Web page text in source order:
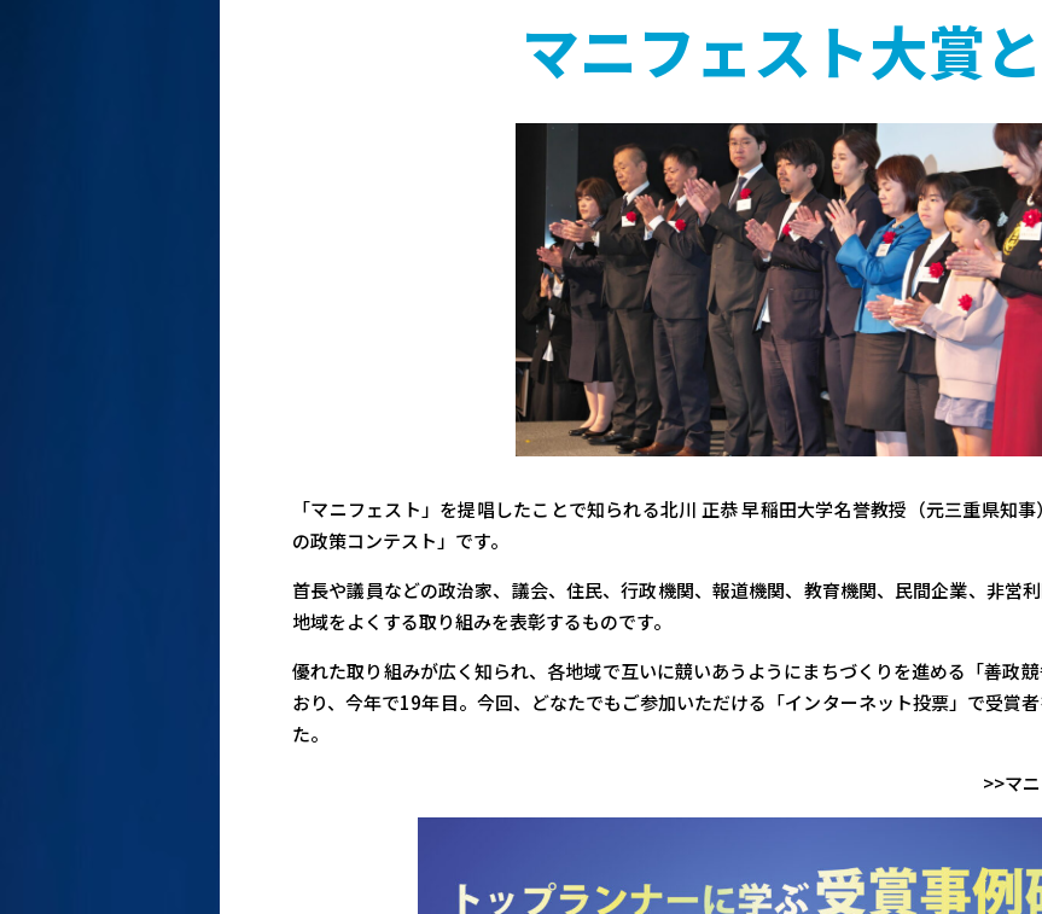
マニフェスト大賞
「マニフェスト」を提唱したことで知られる北川 正恭 早稲田大学名誉教授（元三重県知
の政策コンテスト」です。
首長や議員などの政治家、議会、住民、行政機関、報道機関、教育機関、民間企業、非営利
地域をよくする取り組みを表彰するものです。
優れた取り組みが広く知られ、各地域で互いに競いあうようにまちづくりを進める「善政
おり、今年で19年目。今回、どなたでもご参加いただける「インターネット投票」で受賞
た。
>>マ